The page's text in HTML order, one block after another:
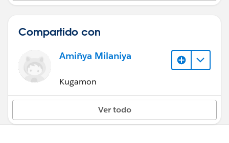
Compartido con
Amiñya Milaniya
Kugamon
Ver todo